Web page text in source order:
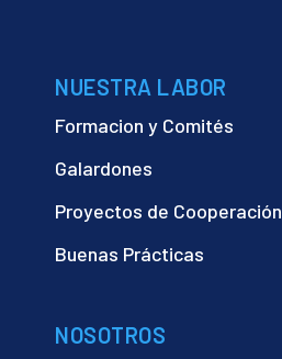
NUESTRA LABOR
Formacion y Comités
Galardones
Proyectos de Cooperación
Buenas Prácticas
NOSOTROS